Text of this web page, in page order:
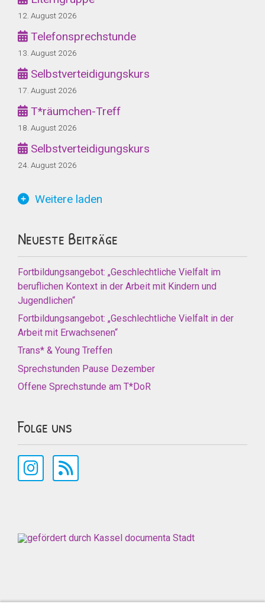
12. August 2026
Telefonsprechstunde
13. August 2026
Selbstverteidigungskurs
17. August 2026
T*räumchen-Treff
18. August 2026
Selbstverteidigungskurs
24. August 2026
Weitere laden
Neueste Beiträge
Fortbildungsangebot: „Geschlechtliche Vielfalt im
beruflichen Kontext in der Arbeit mit Kindern und
Jugendlichen“
Fortbildungsangebot: „Geschlechtliche Vielfalt in der
Arbeit mit Erwachsenen“
Trans* & Young Treffen
Sprechstunden Pause Dezember
Offene Sprechstunde am T*DoR
Folge uns